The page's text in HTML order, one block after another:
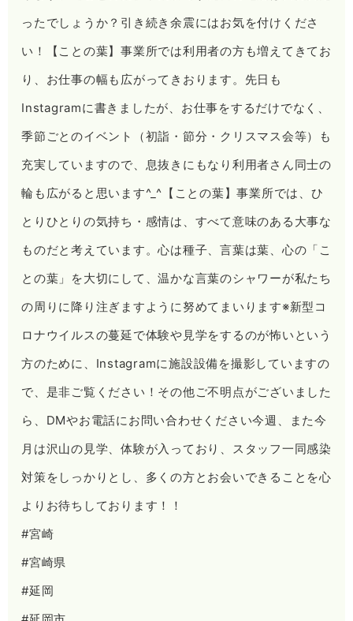
ったでしょうか？引き続き余震にはお気を付けくださ
い！【ことの葉】事業所では利用者の方も増えてきてお
り、お仕事の幅も広がってきおります。先日も
Instagramに書きましたが、お仕事をするだけでなく、
季節ごとのイベント（初詣・節分・クリスマス会等）も
充実していますので、息抜きにもなり利用者さん同士の
輪も広がると思います^_^【ことの葉】事業所では、ひ
とりひとりの気持ち・感情は、すべて意味のある大事な
ものだと考えています。心は種子、言葉は葉、心の「こ
との葉」を大切にして、温かな言葉のシャワーが私たち
の周りに降り注ぎますように努めてまいります️※新型コ
ロナウイルスの蔓延で体験や見学をするのが怖いという
方のために、Instagramに施設設備を撮影していますの
で、是非ご覧ください！その他ご不明点がございました
ら、DMやお電話にお問い合わせください今週、また今
月は沢山の見学、体験が入っており、スタッフ一同感染
対策をしっかりとし、多くの方とお会いできることを心
よりお待ちしております！！
#宮崎
#宮崎県
#延岡